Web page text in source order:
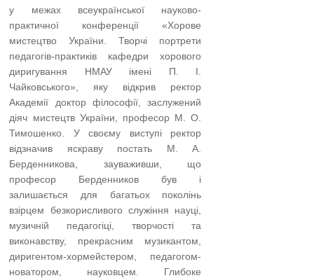
у межах всеукраїнської науково-
практичної конференції «Хорове
мистецтво України. Творчі портрети
педагогів-практиків кафедри хорового
диригування НМАУ імені П. І.
Чайковського», яку відкрив ректор
Академії доктор філософії, заслужений
діяч мистецтв України, професор М. О.
Тимошенко. У своєму виступі ректор
відзначив яскраву постать М. А.
Берденникова, зауваживши, що
професор Берденников був і
залишається для багатьох поколінь
взірцем безкорисливого служіння науці,
музичній педагогіці, творчості та
виконавству, прекрасним музикантом,
диригентом-хормейстером, педагогом-
новатором, науковцем. Глибоке